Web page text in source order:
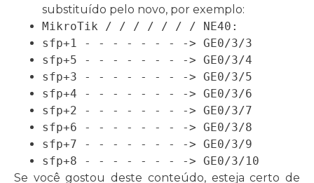
substituído pelo novo, por exemplo:
MikroTik / / / / / / / NE40:
sfp+1 - - - - - - - -> GE0/3/3
sfp+5 - - - - - - - -> GE0/3/4
sfp+3 - - - - - - - -> GE0/3/5
sfp+4 - - - - - - - -> GE0/3/6
sfp+2 - - - - - - - -> GE0/3/7
sfp+6 - - - - - - - -> GE0/3/8
sfp+7 - - - - - - - -> GE0/3/9
sfp+8 - - - - - - - -> GE0/3/10
Se você gostou deste conteúdo, esteja certo de